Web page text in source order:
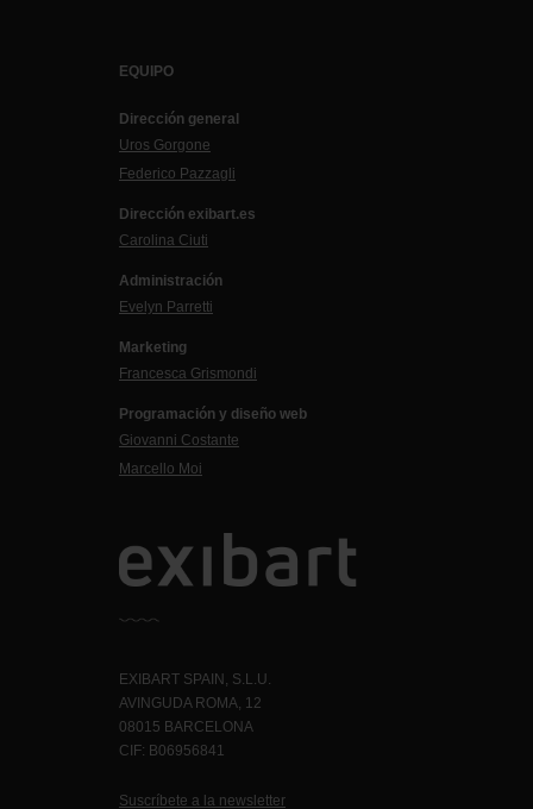
EQUIPO
Dirección general
Uros Gorgone
Federico Pazzagli
Dirección exibart.es
Carolina Ciuti
Administración
Evelyn Parretti
Marketing
Francesca Grismondi
Programación y diseño web
Giovanni Costante
Marcello Moi
EXIBART SPAIN, S.L.U.
AVINGUDA ROMA, 12
08015 BARCELONA
CIF: B06956841
Suscríbete a la newsletter